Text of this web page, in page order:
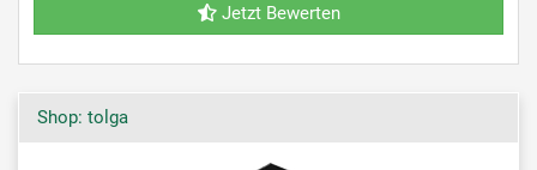
Jetzt Bewerten
Shop: tolga